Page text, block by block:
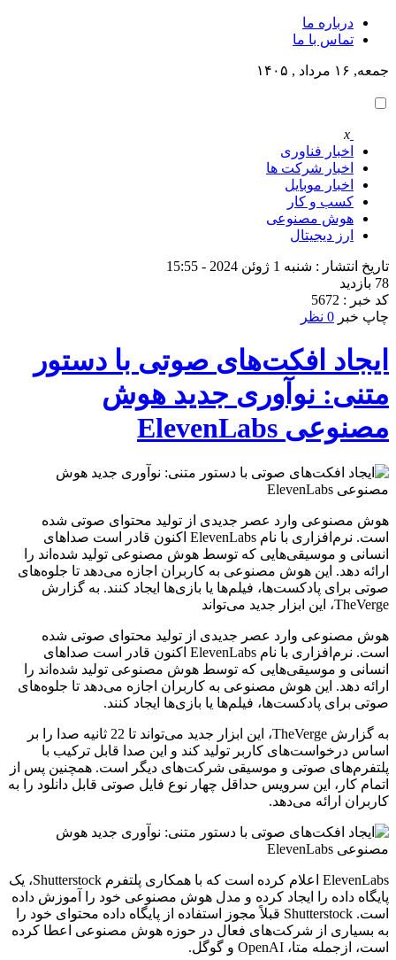
درباره ما
تماس با ما
جمعه, ۱۶ مرداد , ۱۴۰۵
x
اخبار فناوری
اخبار شرکت ها
اخبار موبایل
کسب و کار
هوش مصنوعی
ارز دیجیتال
تاریخ انتشار : شنبه 1 ژوئن 2024 - 15:55
78 بازدید
کد خبر : 5672
چاپ خبر 0 نظر
ایجاد افکت‌های صوتی با دستور
متنی: نوآوری جدید هوش
مصنوعی ElevenLabs
هوش مصنوعی وارد عصر جدیدی از تولید محتوای صوتی شده
است. نرم‌افزاری با نام ElevenLabs اکنون قادر است صداهای
انسانی و موسیقی‌هایی که توسط هوش مصنوعی تولید شده‌اند را
ارائه دهد. این هوش مصنوعی به کاربران اجازه می‌دهد تا جلوه‌های
صوتی برای پادکست‌ها، فیلم‌ها یا بازی‌ها ایجاد کنند. به گزارش
TheVerge، این ابزار جدید می‌تواند
هوش مصنوعی وارد عصر جدیدی از تولید محتوای صوتی شده
است. نرم‌افزاری با نام ElevenLabs اکنون قادر است صداهای
انسانی و موسیقی‌هایی که توسط هوش مصنوعی تولید شده‌اند را
ارائه دهد. این هوش مصنوعی به کاربران اجازه می‌دهد تا جلوه‌های
صوتی برای پادکست‌ها، فیلم‌ها یا بازی‌ها ایجاد کنند.
به گزارش TheVerge، این ابزار جدید می‌تواند تا 22 ثانیه صدا را بر
اساس درخواست‌های کاربر تولید کند و این صدا قابل ترکیب با
پلتفرم‌های صوتی و موسیقی شرکت‌های دیگر است. همچنین پس از
اتمام کار، این سرویس حداقل چهار نوع فایل صوتی قابل دانلود را به
کاربران ارائه می‌دهد.
ElevenLabs اعلام کرده است که با همکاری پلتفرم Shutterstock، یک
پایگاه داده را ایجاد کرده و مدل هوش مصنوعی خود را آموزش داده
است. Shutterstock قبلاً مجوز استفاده از پایگاه داده محتوای خود را
به بسیاری از شرکت‌های فعال در حوزه هوش مصنوعی اعطا کرده
است، ازجمله متا، OpenAI و گوگل.